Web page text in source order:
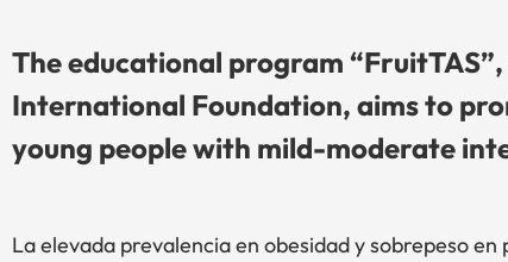
The educational program
International Foundation, aims to
young people with mild-moderate
La elevada prevalencia en obesidad y sobrepeso